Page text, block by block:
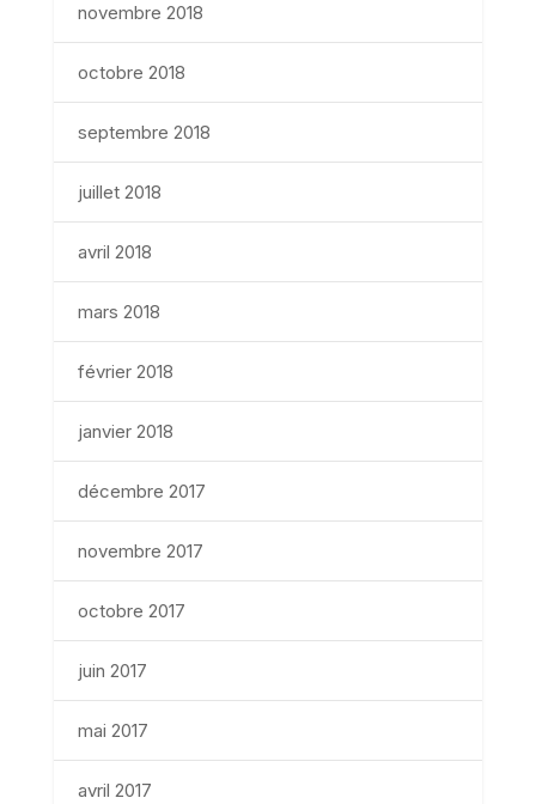
novembre 2018
octobre 2018
septembre 2018
juillet 2018
avril 2018
mars 2018
février 2018
janvier 2018
décembre 2017
novembre 2017
octobre 2017
juin 2017
mai 2017
avril 2017